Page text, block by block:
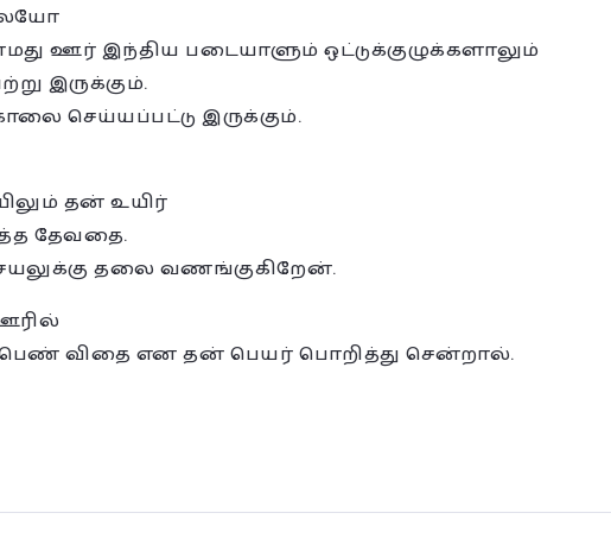
ஊர் இந்திய படையாளும் ஒட்டுக்குழுக்களாலும்
இருக்கும்.
செய்யப்பட்டு இருக்கும்.
தன் உயிர்
தேவதை.
தலை வணங்குகிறேன்.
பெண் விதை என தன் பெயர் பொறித்து சென்றால்.